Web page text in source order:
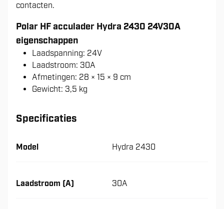
contacten.
Polar HF acculader Hydra 2430 24V30A
eigenschappen
Laadspanning: 24V
Laadstroom: 30A
Afmetingen: 28 × 15 × 9 cm
Gewicht: 3,5 kg
Specificaties
Model Hydra 2430
Laadstroom (A) 30A